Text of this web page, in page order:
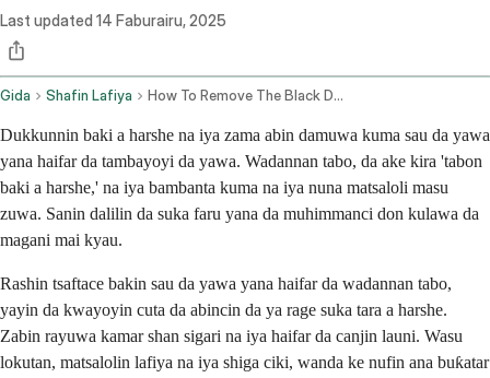
Last updated 14 Faburairu, 2025
Gida Shafin Lafiya How To Remove The Black Dots On The Tongue Naturally
Dukkunnin baki a harshe na iya zama abin damuwa kuma sau da yawa
yana haifar da tambayoyi da yawa. Wadannan tabo, da ake kira 'tabon
baki a harshe,' na iya bambanta kuma na iya nuna matsaloli masu
zuwa. Sanin dalilin da suka faru yana da muhimmanci don kulawa da
magani mai kyau.
Rashin tsaftace bakin sau da yawa yana haifar da wadannan tabo,
yayin da kwayoyin cuta da abincin da ya rage suka tara a harshe.
Zabin rayuwa kamar shan sigari na iya haifar da canjin launi. Wasu
lokutan, matsalolin lafiya na iya shiga ciki, wanda ke nufin ana buƙatar